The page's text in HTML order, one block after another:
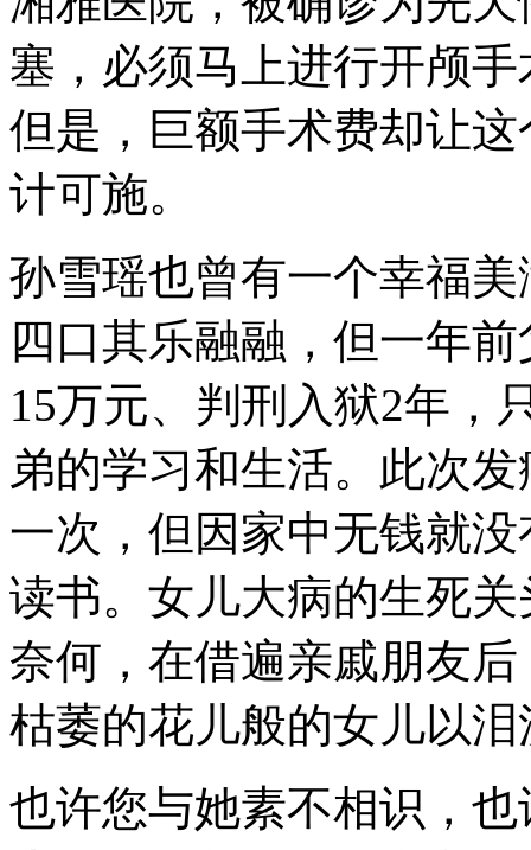
塞，必须马上进行开颅
但是，巨额手术费却让
计可施。
孙雪瑶也曾有一个幸福
四口其乐融融，但一年
15万元、判刑入狱2年，
弟的学习和生活。此次
一次，但因家中无钱就
读书。女儿大病的生死
奈何，在借遍亲戚朋友
枯萎的花儿般的女儿以泪
也许您与她素不相识，